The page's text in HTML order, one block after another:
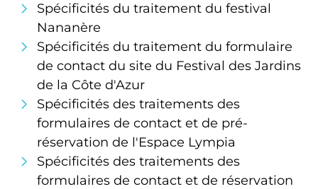
Spécificités du traitement du festival
Nananère
Spécificités du traitement du formulaire
de contact du site du Festival des Jardins
de la Côte d'Azur
Spécificités des traitements des
formulaires de contact et de pré-
réservation de l'Espace Lympia
Spécificités des traitements des
formulaires de contact et de réservation